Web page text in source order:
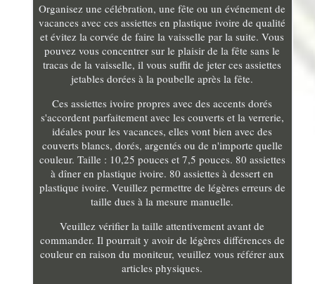
Organisez une célébration, une fête ou un événement de
vacances avec ces assiettes en plastique ivoire de qualité
et évitez la corvée de faire la vaisselle par la suite. Vous
pouvez vous concentrer sur le plaisir de la fête sans le
tracas de la vaisselle, il vous suffit de jeter ces assiettes
jetables dorées à la poubelle après la fête.
Ces assiettes ivoire propres avec des accents dorés
s'accordent parfaitement avec les couverts et la verrerie,
idéales pour les vacances, elles vont bien avec des
couverts blancs, dorés, argentés ou de n'importe quelle
couleur. Taille : 10,25 pouces et 7,5 pouces. 80 assiettes
à dîner en plastique ivoire. 80 assiettes à dessert en
plastique ivoire. Veuillez permettre de légères erreurs de
taille dues à la mesure manuelle.
Veuillez vérifier la taille attentivement avant de
commander. Il pourrait y avoir de légères différences de
couleur en raison du moniteur, veuillez vous référer aux
articles physiques.